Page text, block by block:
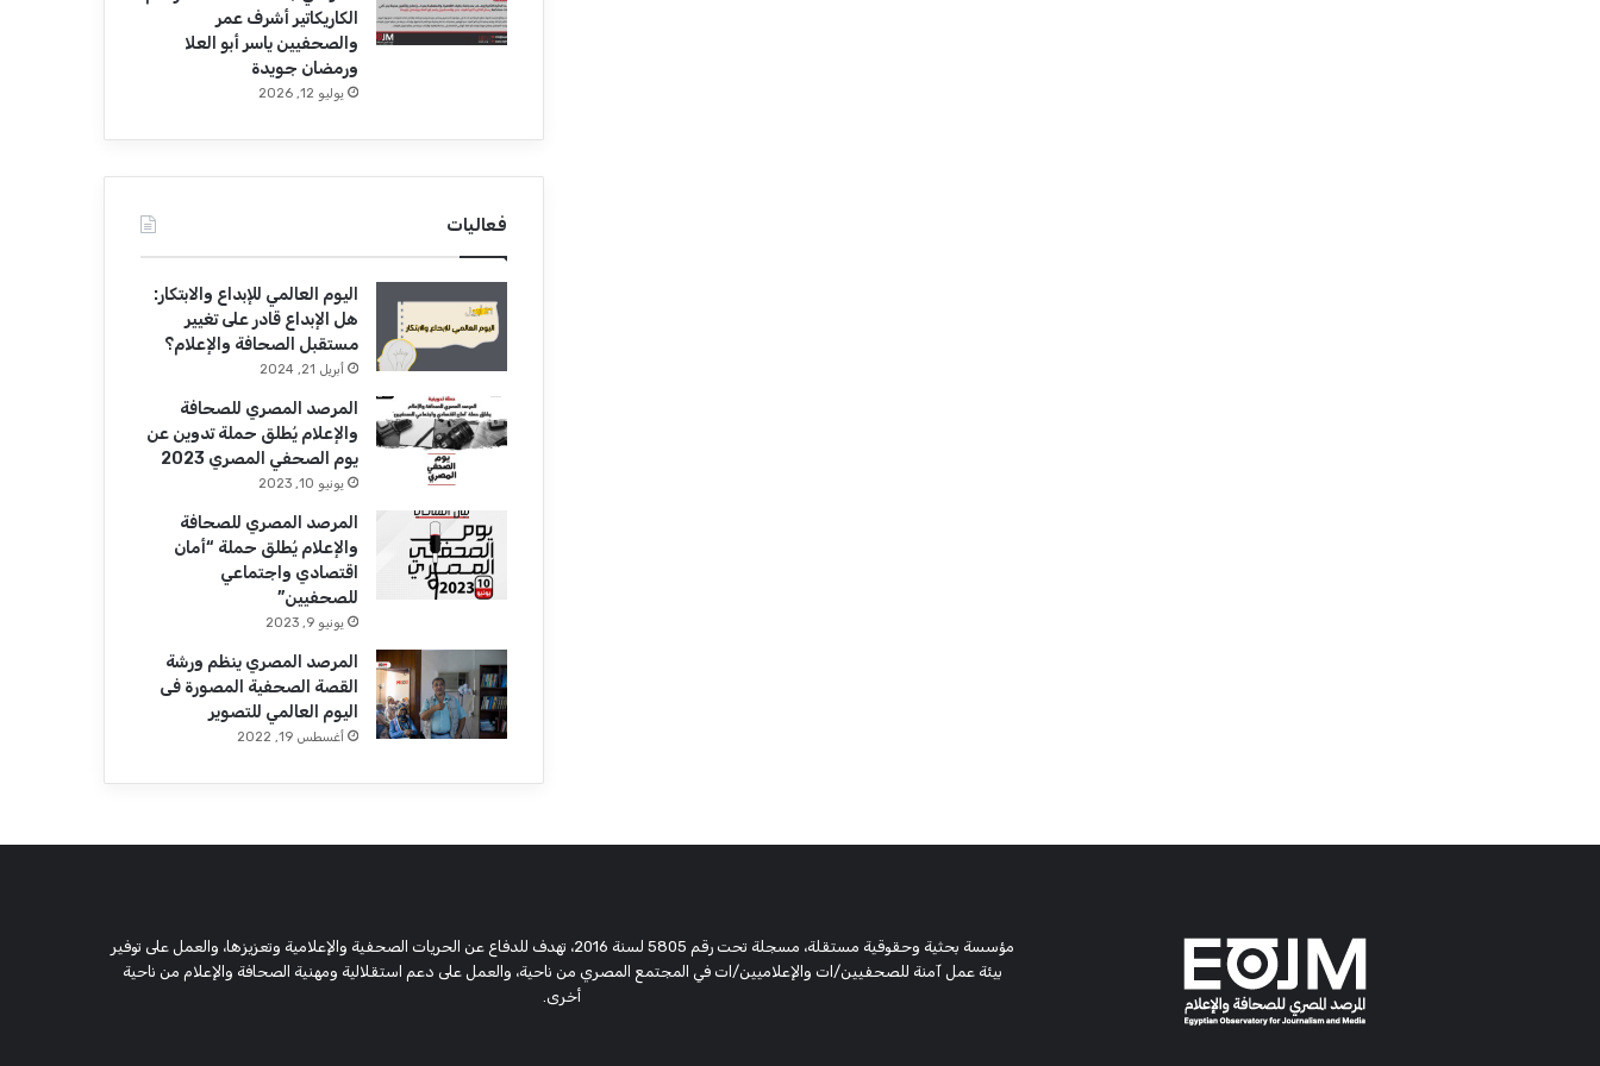
الكاريكاتير أشرف عمر
والصحفيين ياسر أبو العلا
ورمضان جويدة
يوليو 12, 2026
فعاليات
اليوم العالمي للإبداع والابتكار:
هل الإبداع قادر على تغيير
مستقبل الصحافة والإعلام؟
أبريل 21, 2024
المرصد المصري للصحافة
والإعلام يُطلق حملة تدوين عن
يوم الصحفي المصري 2023
يونيو 10, 2023
المرصد المصري للصحافة
والإعلام يُطلق حملة “أمان
اقتصادي واجتماعي
للصحفيين”
يونيو 9, 2023
المرصد المصري ينظم ورشة
القصة الصحفية المصورة فى
اليوم العالمي للتصوير
أغسطس 19, 2022
مؤسسة بحثية وحقوقية مستقلة، مسجلة تحت رقم 5805 لسنة 2016، تهدف للدفاع عن الحريات الصحفية والإعلامية وتعزيزها، والعمل على توفير
بيئة عمل آمنة للصحفيين/ات والإعلاميين/ات في المجتمع المصري من ناحية، والعمل على دعم استقلالية ومهنية الصحافة والإعلام من ناحية
أخرى.